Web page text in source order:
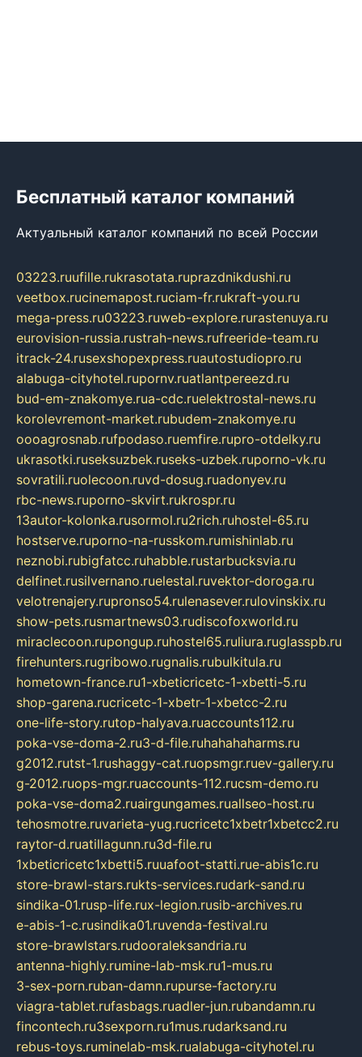
Бесплатный каталог компаний
Актуальный каталог компаний по всей России
03223.ruufille.rukrasotata.ruprazdnikdushi.ru
veetbox.rucinemapost.ruciam-fr.rukraft-you.ru
mega-press.ru03223.ruweb-explore.rurastenuya.ru
eurovision-russia.rustrah-news.rufreeride-team.ru
itrack-24.rusexshopexpress.ruautostudiopro.ru
alabuga-cityhotel.rupornv.ruatlantpereezd.ru
bud-em-znakomye.rua-cdc.ruelektrostal-news.ru
korolevremont-market.rubudem-znakomye.ru
oooagrosnab.rufpodaso.ruemfire.rupro-otdelky.ru
ukrasotki.ruseksuzbek.ruseks-uzbek.ruporno-vk.ru
sovratili.ruolecoon.ruvd-dosug.ruadonyev.ru
rbc-news.ruporno-skvirt.rukrospr.ru
13autor-kolonka.rusormol.ru2rich.ruhostel-65.ru
hostserve.ruporno-na-russkom.rumishinlab.ru
neznobi.rubigfatcc.ruhabble.rustarbucksvia.ru
delfinet.rusilvernano.ruelestal.ruvektor-doroga.ru
velotrenajery.rupronso54.rulenasever.rulovinskix.ru
show-pets.rusmartnews03.rudiscofoxworld.ru
miraclecoon.rupongup.ruhostel65.ruliura.ruglasspb.ru
firehunters.rugribowo.rugnalis.rubulkitula.ru
hometown-france.ru1-xbeticricetc-1-xbetti-5.ru
shop-garena.rucricetc-1-xbetr-1-xbetcc-2.ru
one-life-story.rutop-halyava.ruaccounts112.ru
poka-vse-doma-2.ru3-d-file.ruhahahaharms.ru
g2012.rutst-1.rushaggy-cat.ruopsmgr.ruev-gallery.ru
g-2012.ruops-mgr.ruaccounts-112.rucsm-demo.ru
poka-vse-doma2.ruairgungames.ruallseo-host.ru
tehosmotre.ruvarieta-yug.rucricetc1xbetr1xbetcc2.ru
raytor-d.ruatillagunn.ru3d-file.ru
1xbeticricetc1xbetti5.ruuafoot-statti.rue-abis1c.ru
store-brawl-stars.rukts-services.rudark-sand.ru
sindika-01.rusp-life.rux-legion.rusib-archives.ru
e-abis-1-c.rusindika01.ruvenda-festival.ru
store-brawlstars.rudooraleksandria.ru
antenna-highly.rumine-lab-msk.ru1-mus.ru
3-sex-porn.ruban-damn.rupurse-factory.ru
viagra-tablet.rufasbags.ruadler-jun.rubandamn.ru
fincontech.ru3sexporn.ru1mus.rudarksand.ru
rebus-toys.ruminelab-msk.rualabuga-cityhotel.ru